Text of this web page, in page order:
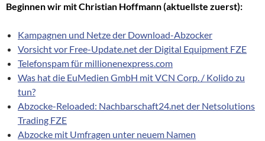
Beginnen wir mit Christian Hoffmann (aktuellste zuerst):
Kampagnen und Netze der Download-Abzocker
Vorsicht vor Free-Update.net der Digital Equipment FZE
Telefonspam für millionenexpress.com
Was hat die EuMedien GmbH mit VCN Corp. / Kolido zu
tun?
Abzocke-Reloaded: Nachbarschaft24.net der Netsolutions
Trading FZE
Abzocke mit Umfragen unter neuem Namen